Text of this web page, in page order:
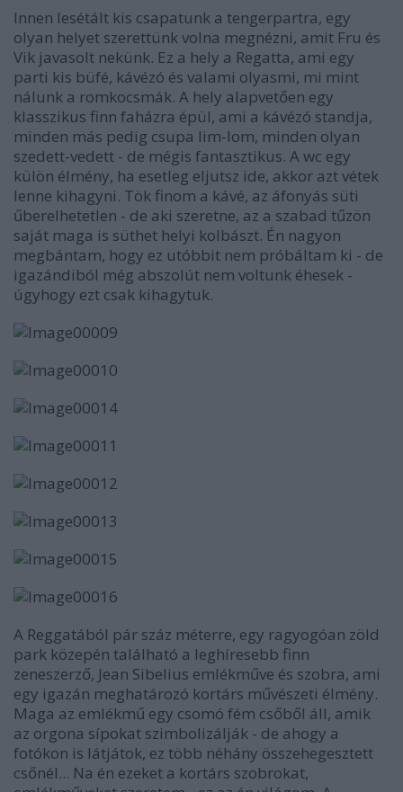
Innen lesétált kis csapatunk a tengerpartra, egy
olyan helyet szerettünk volna megnézni, amit Fru és
Vik javasolt nekünk. Ez a hely a Regatta, ami egy
parti kis büfé, kávézó és valami olyasmi, mi mint
nálunk a romkocsmák. A hely alapvetően egy
klasszikus finn faházra épül, ami a kávézó standja,
minden más pedig csupa lim-lom, minden olyan
szedett-vedett - de mégis fantasztikus. A wc egy
külön élmény, ha esetleg eljutsz ide, akkor azt vétek
lenne kihagyni. Tök finom a kávé, az áfonyás süti
űberelhetetlen - de aki szeretne, az a szabad tűzön
saját maga is süthet helyi kolbászt. Én nagyon
megbántam, hogy ez utóbbit nem próbáltam ki - de
igazándiból még abszolút nem voltunk éhesek -
úgyhogy ezt csak kihagytuk.
A Reggatából pár száz méterre, egy ragyogóan zöld
park közepén található a leghíresebb finn
zeneszerző, Jean Sibelius emlékműve és szobra, ami
egy igazán meghatározó kortárs művészeti élmény.
Maga az emlékmű egy csomó fém csőből áll, amik
az orgona sípokat szimbolizálják - de ahogy a
fotókon is látjátok, ez több néhány összehegesztett
csőnél... Na én ezeket a kortárs szobrokat,